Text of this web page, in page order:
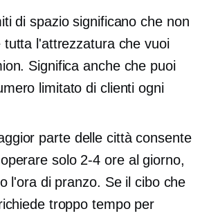
di spazio significano che non
tutta l'attrezzatura che vuoi
Significa anche che puoi
limitato di clienti ogni
parte delle città consente
solo 2-4 ore al giorno,
l'ora di pranzo. Se il cibo che
troppo tempo per